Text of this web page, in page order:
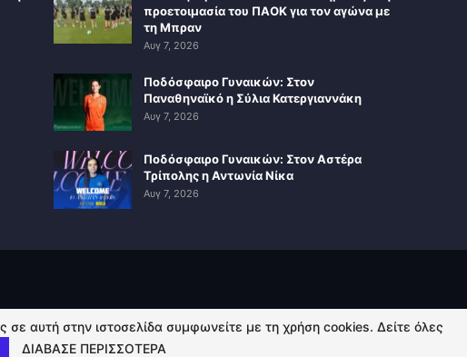
προετοιμασία του ΠΑΟΚ για τον αγώνα με
τη Μπραν
Αυγ 7, 2026
Ποδόσφαιρο Γυναικών: Στον
Παναθηναϊκό η Σύλια Κατεργιαννάκη
Αυγ 7, 2026
Ποδόσφαιρο Γυναικών: Στον Αστέρα
Τρίπολης η Αντωνία Νίκα
Αυγ 7, 2026
σε αυτή στην ιστοσελίδα συμφωνείτε με τη χρήση cookies. Δείτε όλες
ΔΙΑΒΑΣΕ ΠΕΡΙΣΣΟΤΕΡΑ